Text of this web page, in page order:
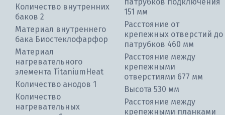
Количество внутренних
баков 2
Материал внутреннего
бака Биостеклофарфор
Материал
нагревательного
элемента TitaniumHeat
Количество анодов 1
Количество
нагревательных
151 мм
Расстояние от
крепежных отверстий до
патрубков 460 мм
Расстояние между
крепежными
отверстиями 677 мм
Высота 530 мм
Расстояние между
крепежными планками